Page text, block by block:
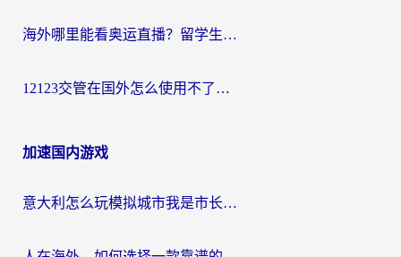
海外哪里能看奥运直播？留学生&海外华人必看的体育赛事观赛终极指南
12123交管在国外怎么使用不了？海外华人必看的无缝访问国内资源指南
加速国内游戏
意大利怎么玩模拟城市我是市长？海外党国服游戏加速终极攻略（附三国3量子特攻解决办法）